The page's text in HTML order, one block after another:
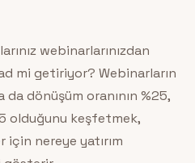
webinarlarınızdan
mi getiriyor? Webinarların
da dönüşüm oranının %25,
olduğunu keşfetmek,
için nereye yatırım